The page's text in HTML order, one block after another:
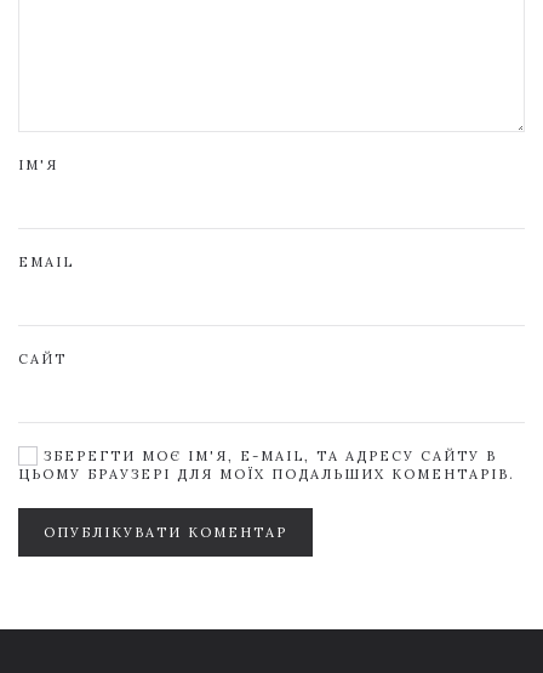
ІМ'Я
EMAIL
САЙТ
ЗБЕРЕГТИ МОЄ ІМ'Я, E-MAIL, ТА АДРЕСУ САЙТУ В
ЦЬОМУ БРАУЗЕРІ ДЛЯ МОЇХ ПОДАЛЬШИХ КОМЕНТАРІВ.
ОПУБЛІКУВАТИ КОМЕНТАР